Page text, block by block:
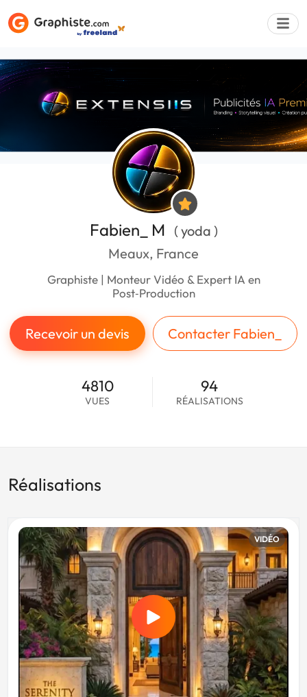
Déposer une
Fabien_ M ( yoda )
Meaux, France
Graphiste | Monteur Vidéo & Expert IA en
Post‑Production
Recevoir un devis Contacter Fabien_
4810
VUES
94
RÉALISATIONS
Réalisations
VIDÉO